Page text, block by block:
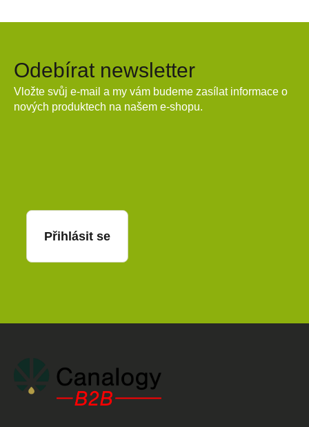
Odebírat newsletter
Vložte svůj e-mail a my vám budeme zasílat informace o
nových produktech na našem e-shopu.
Přihlásit se